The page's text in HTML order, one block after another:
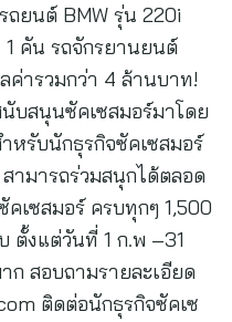
ยนต์ BMW รุ่น 220i
1 คัน รถจักรยานยนต์
ค่ารวมกว่า 4 ล้านบาท!
บสนุนซัคเซสมอร์มาโดย
หรับนักธุรกิจซัคเซสมอร์
ามารถร่วมสนุกได้ตลอด
ซสมอร์ ครบทุกๆ 1,500
ตั้งแต่วันที่ 1 ก.พ –31
สอบถามรายละเอียด
ติดต่อนักธุรกิจซัคเซ